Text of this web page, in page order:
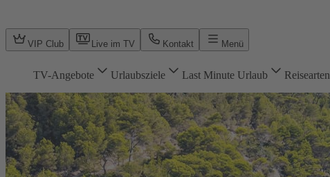
VIP Club Live im TV Kontakt Menü
TV-Angebote Urlaubsziele Last Minute Urlaub Reisearten